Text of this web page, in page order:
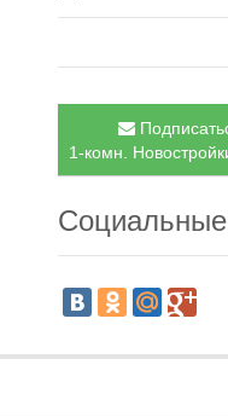
1-комн.